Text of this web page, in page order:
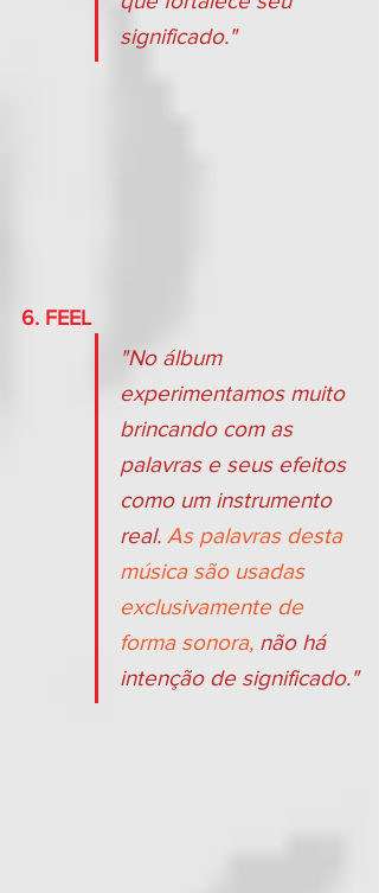
significado."
6. FEEL
"No álbum
experimentamos muito
brincando com as
palavras e seus efeitos
como um instrumento
real. As palavras desta
música são usadas
exclusivamente de
forma sonora, não há
intenção de significado."